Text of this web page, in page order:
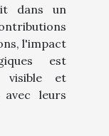
dans un
l'impact
est
et
leurs